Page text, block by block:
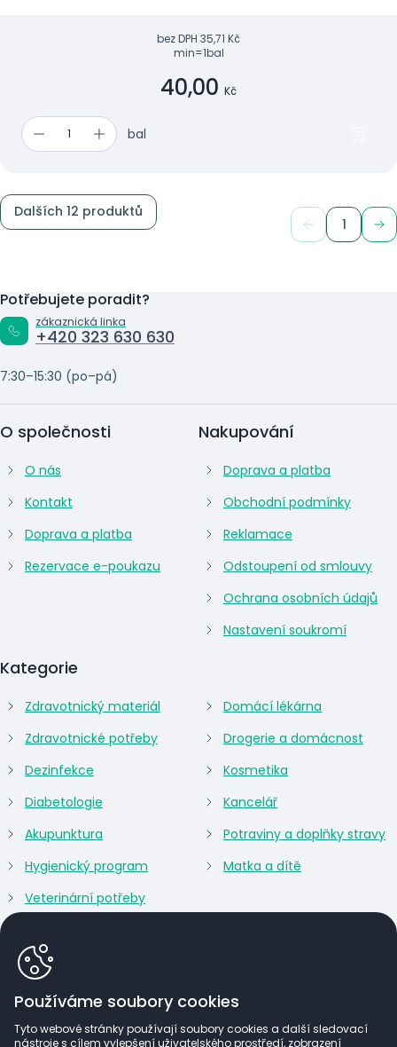
Používáme soubory cookies
Tyto webové stránky používají soubory cookies a další sledovací
nástroje s cílem vylepšení uživatelského prostředí, zobrazení
bez DPH 35,71 Kč
min=1bal
40,00 Kč
bal
Dalších 12 produktů
1
Potřebujete poradit?
zákaznická linka
+420 323 630 630
7:30–15:30 (po–pá)
O společnosti
O nás
Kontakt
Doprava a platba
Rezervace e-poukazu
Kategorie
Zdravotnický materiál
Zdravotnické potřeby
Dezinfekce
Diabetologie
Akupunktura
Hygienický program
Veterinární potřeby
Domácí lékárna
Drogerie a domácnost
Kosmetika
Kancelář
Potraviny a doplňky stravy
Matka a dítě
Nakupování
Doprava a platba
Obchodní podmínky
Reklamace
Odstoupení od smlouvy
Ochrana osobních údajů
Nastavení soukromí